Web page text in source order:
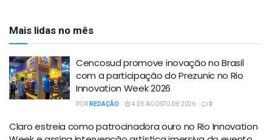
Mais lidas no mês
Cencosud promove inovação no Brasil
com a participação do Prezunic no Rio
Innovation Week 2026
PORREDAÇÃO 4 DE AGOSTO DE 2026 0
Claro estreia como patrocinadora ouro no Rio Innovation